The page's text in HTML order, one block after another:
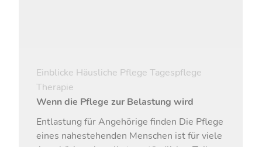
Einblicke Häusliche Pflege Tagespflege
Therapie
Wenn die Pflege zur Belastung wird
Entlastung für Angehörige finden Die Pflege
eines nahestehenden Menschen ist für viele